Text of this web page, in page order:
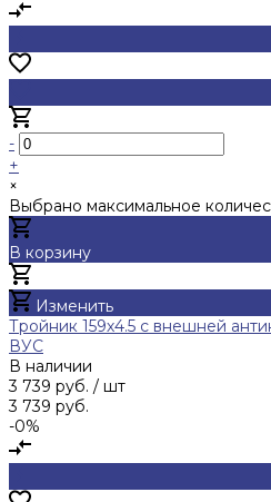
-
+
×
Выбрано максимальное
В корзину
Изменить
Тройник 159х4.5 с внешней
ВУС
В наличии
3 739 руб. / шт
3 739 руб.
-0%